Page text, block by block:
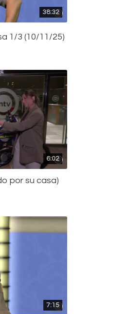
38:32
1/3 (10/11/25)
6:02
por su casa)
7:15